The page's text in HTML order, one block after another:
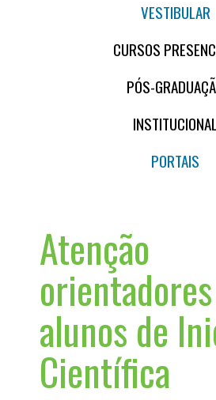
VESTIBULAR
CURSOS
PÓS-
INSTITUCIONAL
PORTAIS
Atenção
alunos de
Científica